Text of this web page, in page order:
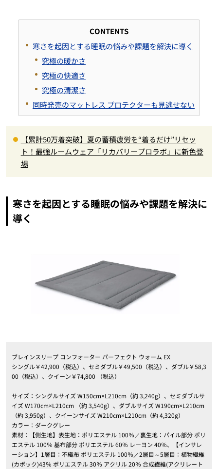
CONTENTS
寒さを起因とする睡眠の悩みや課題を解決に導く
究極の暖かさ
究極の快適さ
究極の清潔さ
同時発売のマットレス プロテクターも見逃せない
【累計50万着突破】夏の蓄積疲労を“着るだけ”リセッ
ト！最強ルームウェア「リカバリープロラボ」に新色登
場
寒さを起因とする睡眠の悩みや課題を解決に
導く
ブレインスリープ コンフォーター パーフェクト ウォーム EX
シングル￥42,900（税込）、セミダブル￥49,500（税込）、ダブル￥58,3
00（税込）、クイーン￥74,800 （税込）
サイズ：シングルサイズ W150cm×L210cm（約 3,240g）、セミダブルサ
イズ W170cm×L210cm （約 3,540g）、ダブルサイズ W190cm×L210cm
（約 3,950g）、クイーンサイズ W210cm×L210cm（約 4,320g）
カラー：ダークグレー
素材：【側生地】表生地：ポリエステル 100％／裏生地：パイル部分 ポリ
エステル 100％ 基布部分 ポリエステル 60％ レーヨン 40％、【インサレ
ーション】1層目：不織布 ポリエステル 100％／2層目～5層目：植物繊維
(カポック)43％ ポリエステル 30％ アクリル 20％ 合成繊維(アクリレート